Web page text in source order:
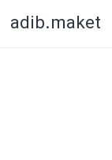
adib.maket